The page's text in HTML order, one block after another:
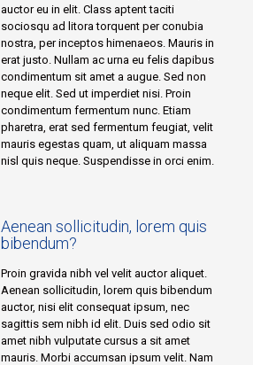
auctor eu in elit. Class aptent taciti
sociosqu ad litora torquent per conubia
nostra, per inceptos himenaeos. Mauris in
erat justo. Nullam ac urna eu felis dapibus
condimentum sit amet a augue. Sed non
neque elit. Sed ut imperdiet nisi. Proin
condimentum fermentum nunc. Etiam
pharetra, erat sed fermentum feugiat, velit
mauris egestas quam, ut aliquam massa
nisl quis neque. Suspendisse in orci enim.
Aenean sollicitudin, lorem quis
bibendum?
Proin gravida nibh vel velit auctor aliquet.
Aenean sollicitudin, lorem quis bibendum
auctor, nisi elit consequat ipsum, nec
sagittis sem nibh id elit. Duis sed odio sit
amet nibh vulputate cursus a sit amet
mauris. Morbi accumsan ipsum velit. Nam